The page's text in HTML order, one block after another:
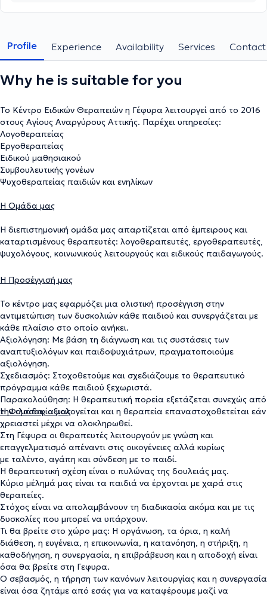
Profile Experience Availability Services
Why he is suitable for you
Το Κέντρο Ειδικών Θεραπειών η Γέφυρα λειτουργεί από το 2016
στους Αγίους Αναργύρους Αττικής. Παρέχει υπηρεσίες:
Λογοθεραπείας
Εργοθεραπείας
Ειδικού μαθησιακού
Συμβουλευτικής γονέων
Ψυχοθεραπείας παιδιών και ενηλίκων
Η Ομάδα μας
Η διεπιστημονική ομάδα μας απαρτίζεται από έμπειρους και
καταρτισμένους θεραπευτές: λογοθεραπευτές, εργοθεραπευτές,
ψυχολόγους, κοινωνικούς λειτουργούς και ειδικούς παιδαγωγούς.
Η Προσέγγισή μας
Το κέντρο μας εφαρμόζει μια ολιστική προσέγγιση στην
αντιμετώπιση των δυσκολιών κάθε παιδιού και συνεργάζεται με
κάθε πλαίσιο στο οποίο ανήκει.
Αξιολόγηση: Με βάση τη διάγνωση και τις συστάσεις των
αναπτυξιολόγων και παιδοψυχιάτρων, πραγματοποιούμε
αξιολόγηση.
Σχεδιασμός: Στοχοθετούμε και σχεδιάζουμε το θεραπευτικό
πρόγραμμα κάθε παιδιού ξεχωριστά.
Παρακολούθηση: Η θεραπευτική πορεία εξετάζεται συνεχώς από
την ομάδα, αξιολογείται και η θεραπεία επαναστοχοθετείται εάν
χρειαστεί μέχρι να ολοκληρωθεί.
Η Φιλοσοφία μας
Στη Γέφυρα οι θεραπευτές λειτουργούν με γνώση και
επαγγελματισμό απέναντι στις οικογένειες αλλά κυρίως
με ταλέντο, αγάπη και σύνδεση με το παιδί.
Η θεραπευτική σχέση είναι ο πυλώνας της δουλειάς μας.
Κύριο μέλημά μας είναι τα παιδιά να έρχονται με χαρά στις
θεραπείες.
Στόχος είναι να απολαμβάνουν τη διαδικασία ακόμα και με τις
δυσκολίες που μπορεί να υπάρχουν.
Τι θα βρείτε στο χώρο μας: Η οργάνωση, τα όρια, η καλή
διάθεση, η ευγένεια, η επικοινωνία, η κατανόηση, η στήριξη, η
καθοδήγηση, η συνεργασία, η επιβράβευση και η αποδοχή είναι
όσα θα βρείτε στη Γεφυρα.
Ο σεβασμός, η τήρηση των κανόνων λειτουργίας και η συνεργασία
είναι όσα ζητάμε από εσάς για να καταφέρουμε μαζί να